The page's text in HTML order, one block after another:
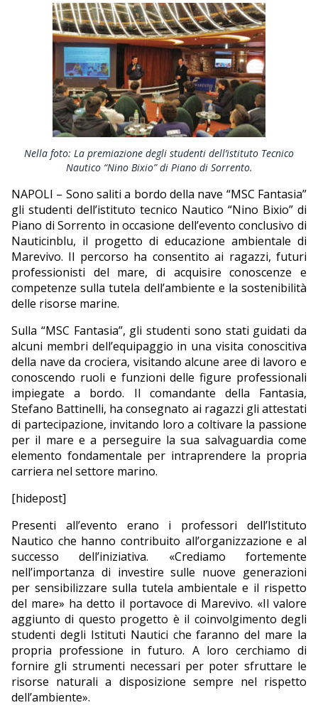
TURISMO
CULTURA
NAUTICA
EDITORIALI
Nella foto: La premiazione degli studenti dell’istituto Tecnico
Nautico “Nino Bixio” di Piano di Sorrento.
NAPOLI – Sono saliti a bordo della nave “MSC Fantasia”
gli studenti dell’istituto tecnico Nautico “Nino Bixio” di
Piano di Sorrento in occasione dell’evento conclusivo di
Nauticinblu, il progetto di educazione ambientale di
Marevivo. Il percorso ha consentito ai ragazzi, futuri
professionisti del mare, di acquisire conoscenze e
competenze sulla tutela dell’ambiente e la sostenibilità
delle risorse marine.
Sulla “MSC Fantasia”, gli studenti sono stati guidati da
alcuni membri dell’equipaggio in una visita conoscitiva
della nave da crociera, visitando alcune aree di lavoro e
conoscendo ruoli e funzioni delle figure professionali
impiegate a bordo. Il comandante della Fantasia,
Stefano Battinelli, ha consegnato ai ragazzi gli attestati
di partecipazione, invitando loro a coltivare la passione
per il mare e a perseguire la sua salvaguardia come
elemento fondamentale per intraprendere la propria
carriera nel settore marino.
[hidepost]
Presenti all’evento erano i professori dell’Istituto
Nautico che hanno contribuito all’organizzazione e al
successo dell’iniziativa. «Crediamo fortemente
nell’importanza di investire sulle nuove generazioni
per sensibilizzare sulla tutela ambientale e il rispetto
del mare» ha detto il portavoce di Marevivo. «Il valore
aggiunto di questo progetto è il coinvolgimento degli
studenti degli Istituti Nautici che faranno del mare la
propria professione in futuro. A loro cerchiamo di
fornire gli strumenti necessari per poter sfruttare le
risorse naturali a disposizione sempre nel rispetto
dell’ambiente».